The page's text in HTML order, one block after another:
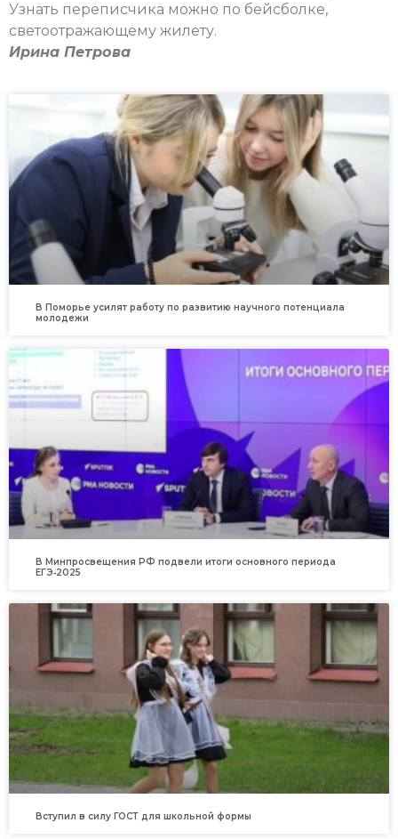
Узнать переписчика можно по бейсболке,
светоотражающему жилету.
Ирина Петрова
В Поморье усилят работу по развитию научного потенциала
молодежи
В Минпросвещения РФ подвели итоги основного периода
ЕГЭ‑2025
Вступил в силу ГОСТ для школьной формы